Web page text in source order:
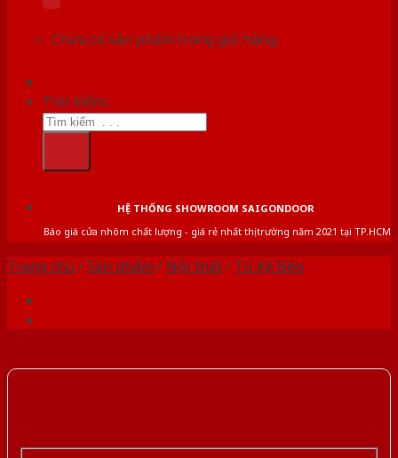
Chưa có sản phẩm trong giỏ hàng.
Tìm kiếm:
HỆ THỐNG SHOWROOM SAIGONDOOR
Báo giá cửa nhôm chất lượng - giá rẻ nhất thị trường năm 2021 tại TP.HCM
Trang chủ /Sản phẩm / Nội thất/ Tủ Kệ Bếp